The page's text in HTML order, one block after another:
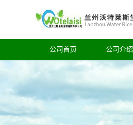
公司首页 公司介绍